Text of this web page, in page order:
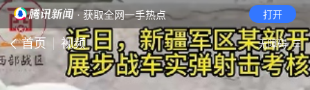
· 获取全网一手热点 打开
首页 视频 无障碍